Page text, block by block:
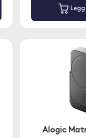
Alogic